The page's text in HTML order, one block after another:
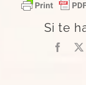
Si te
X